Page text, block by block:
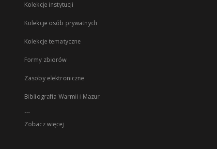
Kolekcje instytucji
Kolekcje osób prywatnych
Kolekcje tematyczne
Formy zbiorów
Zasoby elektroniczne
Bibliografia Warmii i Mazur
...
Zobacz więcej